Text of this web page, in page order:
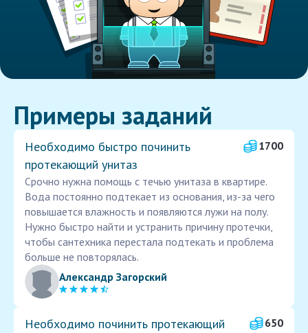
Примеры заданий
Необходимо быстро починить
протекающий унитаз
1700
Срочно нужна помощь с течью унитаза в квартире.
Вода постоянно подтекает из основания, из-за чего
повышается влажность и появляются лужи на полу.
Нужно быстро найти и устранить причину протечки,
чтобы сантехника перестала подтекать и проблема
больше не повторялась.
Александр Загорский
Необходимо починить протекающий
650